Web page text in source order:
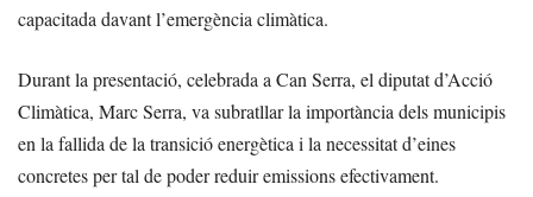
capacitada davant l’emergència climàtica.
Durant la presentació, celebrada a Can Serra, el diputat d’Acció
Climàtica, Marc Serra, va subratllar la importància dels municipis
en la fallida de la transició energètica i la necessitat d’eines
concretes per tal de poder reduir emissions efectivament.